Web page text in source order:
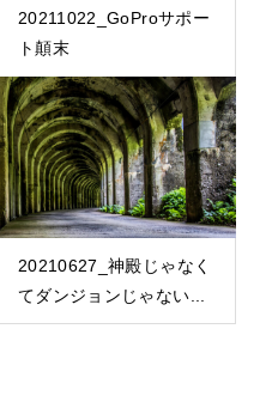
20211022_GoProサポー
ト顛末
20210627_神殿じゃなく
てダンジョンじゃない...